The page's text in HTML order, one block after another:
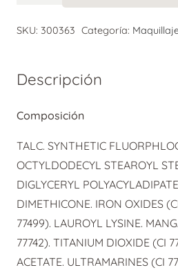
cantidad
SKU: 300363 Categoría:
Descripción
Composición
TALC. SYNTHETIC
OCTYLDODECYL STEAROYL
DIGLYCERYL
DIMETHICONE. IRON OXIDES
77499). LAUROYL LYSINE.
77742). TITANIUM DIOXIDE (CI
ACETATE. ULTRAMARINES (CI